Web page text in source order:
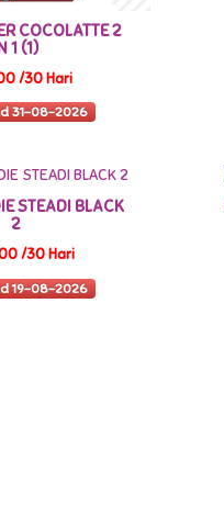
COCOLATTE 2
1 (1)
/30 Hari
31-08-2026
STEADI BLACK
2
/30 Hari
19-08-2026